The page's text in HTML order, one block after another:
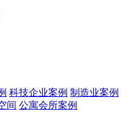
科技企业案例 制造业案例
间 公寓会所案例